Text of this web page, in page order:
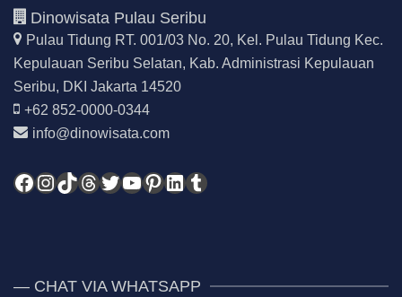
Dinowisata Pulau Seribu
Pulau Tidung RT. 001/03 No. 20, Kel. Pulau Tidung Kec.
Kepulauan Seribu Selatan, Kab. Administrasi Kepulauan
Seribu, DKI Jakarta 14520
+62 852-0000-0344
info@dinowisata.com
Facebook
Instagram
TikTok
Threads
Twitter
YouTube
Pinterest
LinkedIn
Tumblr
— CHAT VIA WHATSAPP